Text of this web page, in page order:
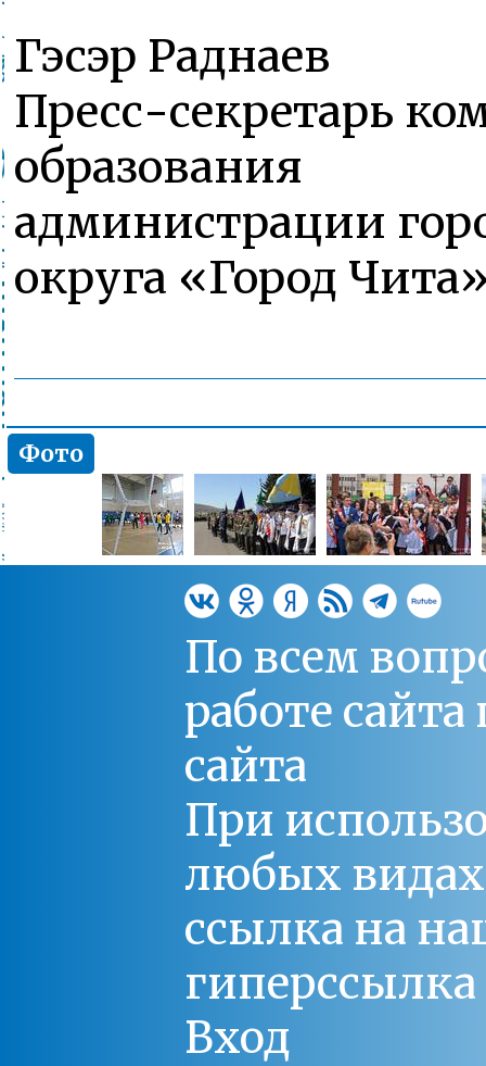
Гэсэр Раднаев
Пресс-секретарь
образования
администрации
округа «Город
Фото
По всем
работе
сайта
При
любых
ссылка на
Вход